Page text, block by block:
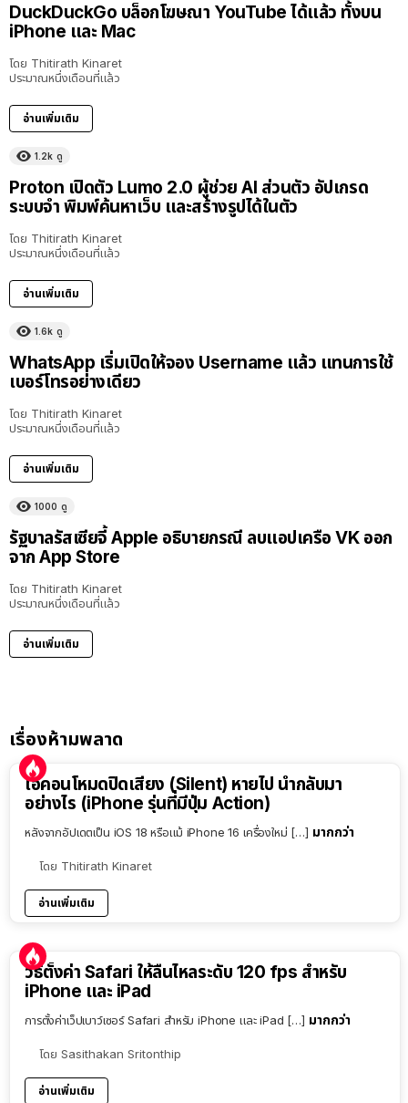
DuckDuckGo บล็อกโฆษณา YouTube ได้แล้ว ทั้งบน
iPhone และ Mac
โดย Thitirath Kinaret
ประมาณหนึ่งเดือนที่แล้ว
อ่านเพิ่มเติม
1.2k ดู
Proton เปิดตัว Lumo 2.0 ผู้ช่วย AI ส่วนตัว อัปเกรด
ระบบจำ พิมพ์ค้นหาเว็บ และสร้างรูปได้ในตัว
โดย Thitirath Kinaret
ประมาณหนึ่งเดือนที่แล้ว
อ่านเพิ่มเติม
1.6k ดู
WhatsApp เริ่มเปิดให้จอง Username แล้ว แทนการใช้
เบอร์โทรอย่างเดียว
โดย Thitirath Kinaret
ประมาณหนึ่งเดือนที่แล้ว
อ่านเพิ่มเติม
1000 ดู
รัฐบาลรัสเซียจี้ Apple อธิบายกรณี ลบแอปเครือ VK ออก
จาก App Store
โดย Thitirath Kinaret
ประมาณหนึ่งเดือนที่แล้ว
อ่านเพิ่มเติม
เรื่องห้ามพลาด
ไอคอนโหมดปิดเสียง (Silent) หายไป นำกลับมา
อย่างไร (iPhone รุ่นที่มีปุ่ม Action)
หลังจากอัปเดตเป็น iOS 18 หรือแม้ iPhone 16 เครื่องใหม่ […] มากกว่า
โดย Thitirath Kinaret
อ่านเพิ่มเติม
วิธีตั้งค่า Safari ให้ลื่นไหลระดับ 120 fps สำหรับ
iPhone และ iPad
การตั้งค่าเว็ปเบาว์เซอร์ Safari สำหรับ iPhone และ iPad […] มากกว่า
โดย Sasithakan Sritonthip
อ่านเพิ่มเติม